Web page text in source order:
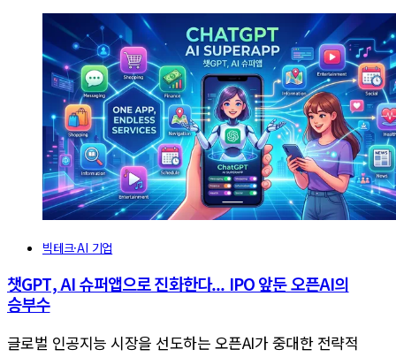
빅테크·AI 기업
챗GPT, AI 슈퍼앱으로 진화한다... IPO 앞둔 오픈AI의
승부수
글로벌 인공지능 시장을 선도하는 오픈AI가 중대한 전략적